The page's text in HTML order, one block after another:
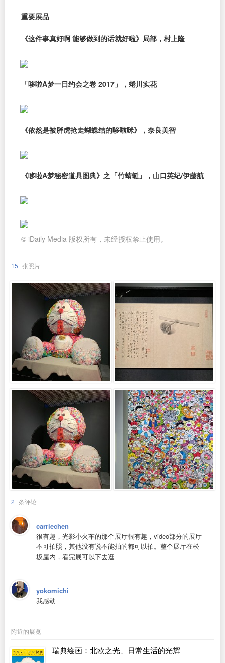
重要展品
《这件事真好啊 能够做到的话就好啦》局部，村上隆
「哆啦A梦一日约会之卷 2017」，蜷川实花
《依然是被胖虎抢走蝴蝶结的哆啦咪》，奈良美智
《哆啦A梦秘密道具图典》之「竹蜻蜓」，山口英纪/伊藤航
© iDaily Media 版权所有，未经授权禁止使用。
15 张照片
2 条评论
carriechen
很有趣，光影小火车的那个展厅很有趣，video部分的展厅
不可拍照，其他没有说不能拍的都可以拍。整个展厅在松
坂屋内，看完展可以下去逛
yokomichi
我感动
附近的展览
瑞典绘画：北欧之光、日常生活的光辉